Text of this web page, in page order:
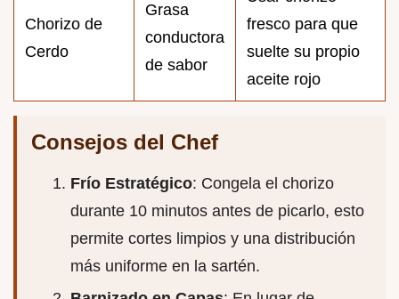
Chorizo de
Cerdo
Grasa
conductora
de sabor
fresco para que
suelte su propio
aceite rojo
Consejos del Chef
Frío Estratégico: Congela el chorizo
durante 10 minutos antes de picarlo, esto
permite cortes limpios y una distribución
más uniforme en la sartén.